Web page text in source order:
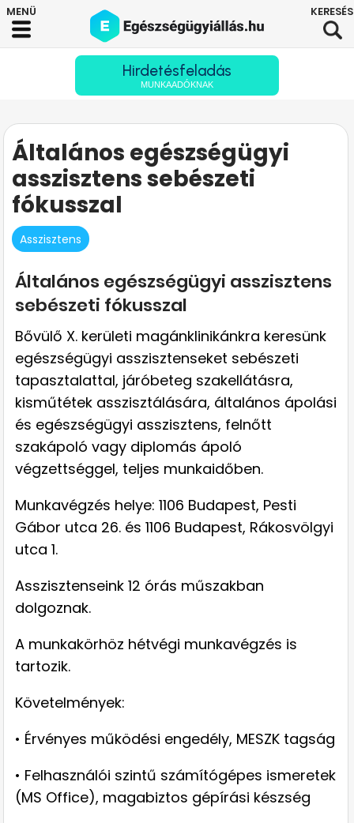
Hirdetésfeladás
MUNKAADÓKNAK
Általános egészségügyi
asszisztens sebészeti
fókusszal
Asszisztens
Általános egészségügyi asszisztens
sebészeti fókusszal
Bővülő X. kerületi magánklinikánkra keresünk
egészségügyi asszisztenseket sebészeti
tapasztalattal, járóbeteg szakellátásra,
kisműtétek asszisztálására, általános ápolási
és egészségügyi asszisztens, felnőtt
szakápoló vagy diplomás ápoló
végzettséggel, teljes munkaidőben.
Munkavégzés helye: 1106 Budapest, Pesti
Gábor utca 26. és 1106 Budapest, Rákosvölgyi
utca 1.
Asszisztenseink 12 órás műszakban
dolgoznak.
A munkakörhöz hétvégi munkavégzés is
tartozik.
Követelmények:
• Érvényes működési engedély, MESZK tagság
• Felhasználói szintű számítógépes ismeretek
(MS Office), magabiztos gépírási készség